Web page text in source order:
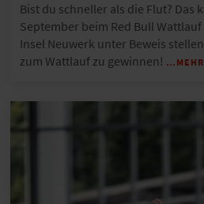
Bist du schneller als die Flut? Das
September beim Red Bull
Insel Neuwerk unter Beweis
zum Wattlauf zu gewinnen! …MEHR